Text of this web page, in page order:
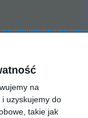
na
uzyskujemy do
takie jak